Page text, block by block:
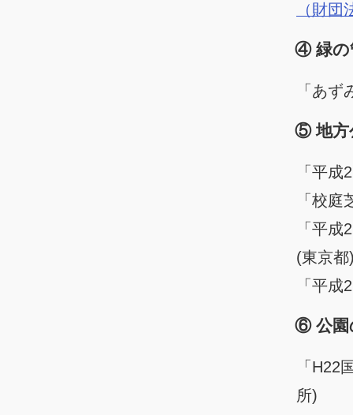
（財
④ 緑の
「あ
⑤ 地方
「平
「校
「平
(東京都
「平
⑥ 公園
「H22
所)